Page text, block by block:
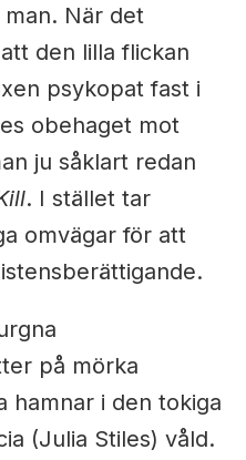
När det
den lilla flickan
psykopat fast i
obehaget mot
ju såklart redan
. I stället tar
omvägar för att
på mörka
hamnar i den tokiga
(Julia Stiles) våld.